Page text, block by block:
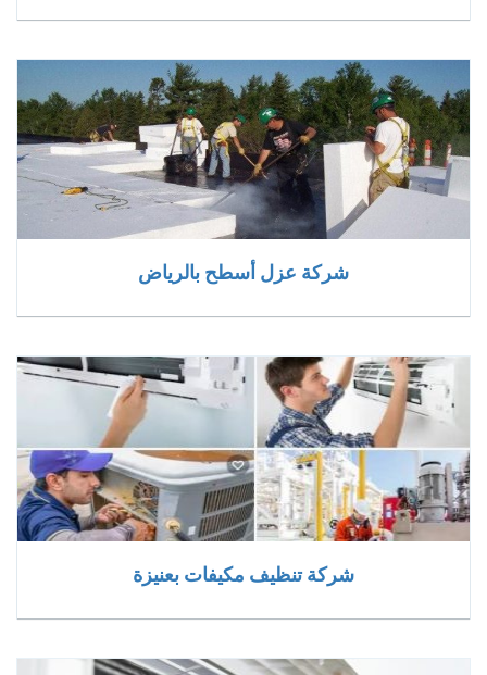
شركة عزل أسطح بالرياض
شركة تنظيف مكيفات بعنيزة